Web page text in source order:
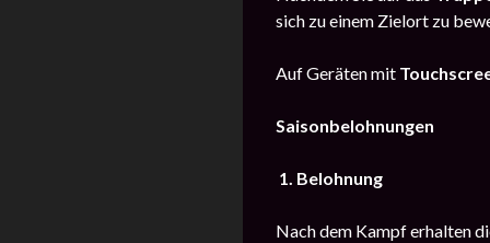
sich zu einem Zielort zu
Auf Geräten mit
Saisonbelohnungen
1. Belohnung
Nach dem Kampf erhalten